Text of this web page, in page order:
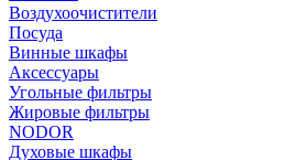
Воздухоочистители
Посуда
Винные шкафы
Аксессуары
Угольные фильтры
Жировые фильтры
NODOR
Духовые шкафы